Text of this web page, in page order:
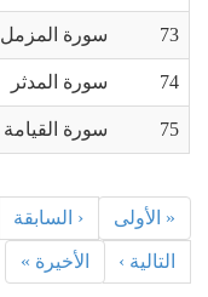
73 سورة المزمل
74 سورة المدثر
75 سورة القيامة
« الأولى ‹ السابقة
التالية › الأخيرة »